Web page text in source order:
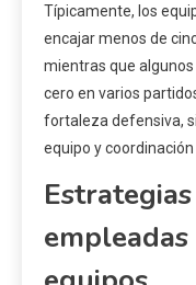
Típicamente, los
encajar menos de
mientras que
cero en varios
fortaleza defensiva,
equipo y